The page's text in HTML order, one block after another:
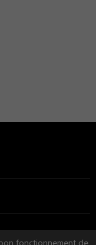
fonctionnement de